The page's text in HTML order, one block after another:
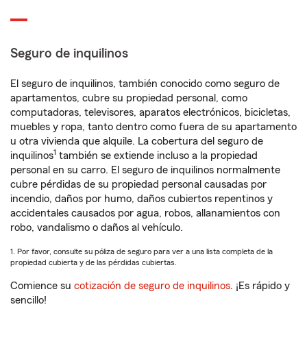
Seguro de inquilinos
El seguro de inquilinos, también conocido como seguro de
apartamentos, cubre su propiedad personal, como
computadoras, televisores, aparatos electrónicos, bicicletas,
muebles y ropa, tanto dentro como fuera de su apartamento
u otra vivienda que alquile. La cobertura del seguro de
inquilinos1 también se extiende incluso a la propiedad
personal en su carro. El seguro de inquilinos normalmente
cubre pérdidas de su propiedad personal causadas por
incendio, daños por humo, daños cubiertos repentinos y
accidentales causados por agua, robos, allanamientos con
robo, vandalismo o daños al vehículo.
1. Por favor, consulte su póliza de seguro para ver a una lista completa de la
propiedad cubierta y de las pérdidas cubiertas.
Comience su cotización de seguro de inquilinos. ¡Es rápido y
sencillo!